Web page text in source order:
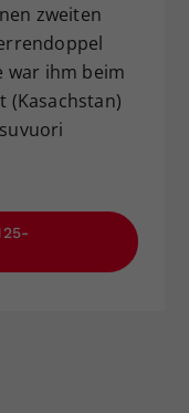
zweiten
war ihm beim
(Kasachstan)